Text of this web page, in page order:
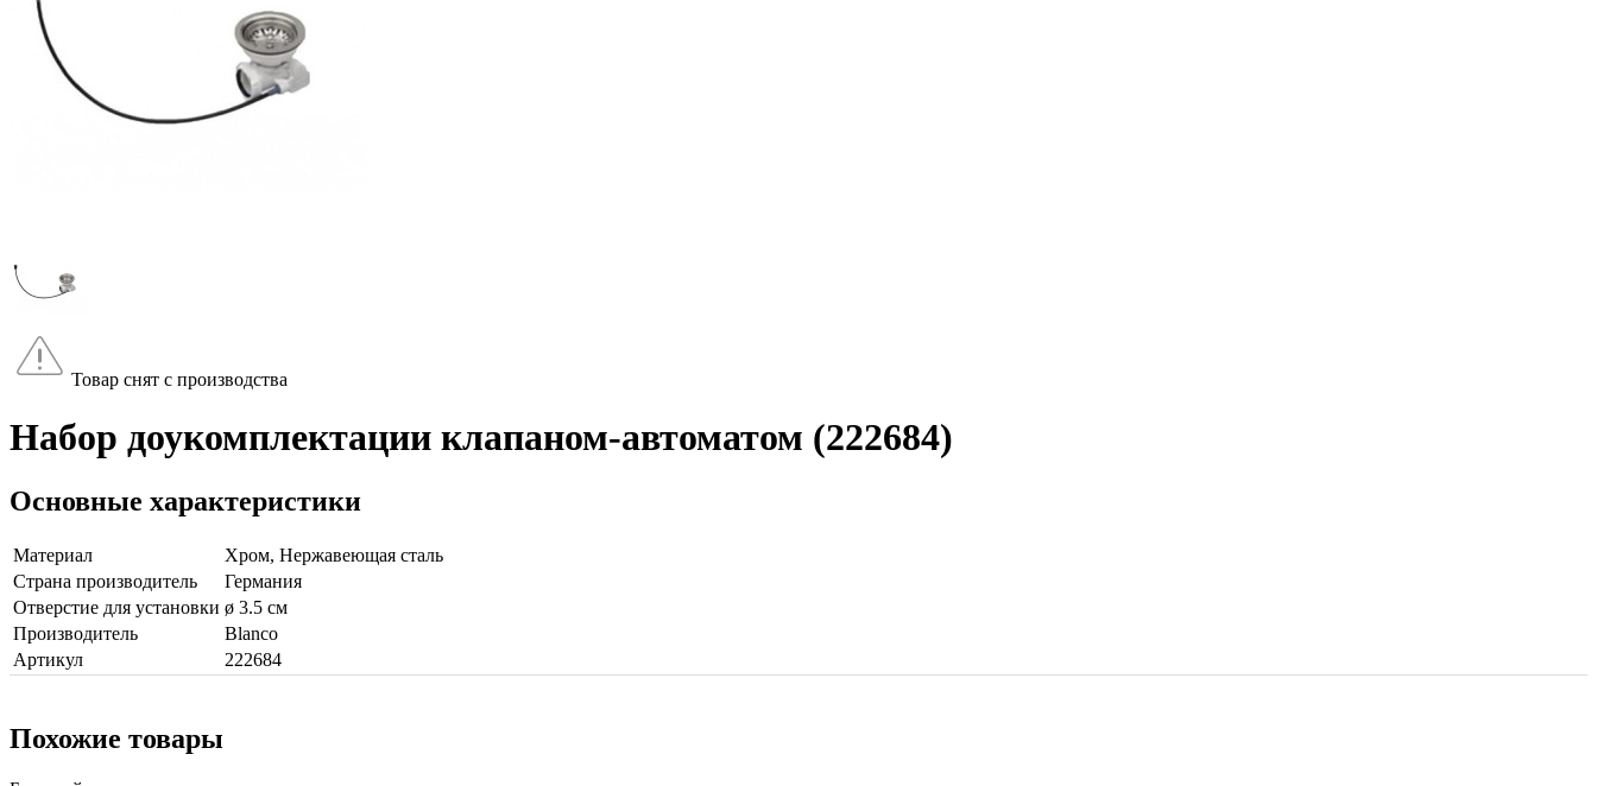
Товар снят с производства
Набор доукомплектации клапаном-автоматом (222684)
Основные характеристики
Материал
Хром, Нержавеющая сталь
Страна производитель
Германия
Отверстие для установки ø 3.5 см
Производитель
Blanco
Артикул
222684
Похожие товары